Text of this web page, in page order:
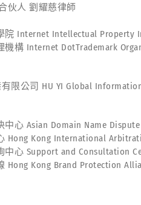
伙人 劉耀慈律師
院 Internet Intellectual Property
構 Internet DotTrademark
限公司 HU YI Global
心 Asian Domain Name Dispute
Hong Kong International
心 Support and Consultation
Hong Kong Brand Protection